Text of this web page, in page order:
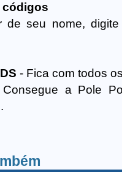
códigos
de seu nome,
- Fica com todos
a Pole